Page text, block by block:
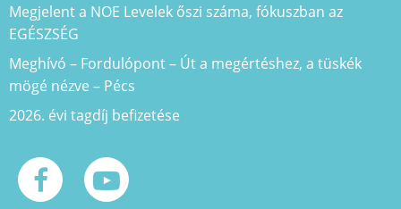
Megjelent a NOE Levelek őszi száma, fókuszban az
EGÉSZSÉG
Meghívó – Fordulópont – Út a megértéshez, a tüskék
mögé nézve – Pécs
2026. évi tagdíj befizetése